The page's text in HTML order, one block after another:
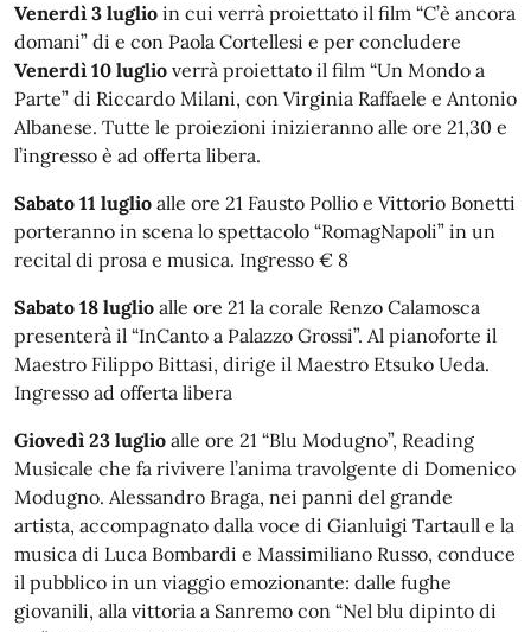
Venerdì 3 luglio in cui verrà proiettato il film “C’è ancora
domani” di e con Paola Cortellesi e per concludere
Venerdì 10 luglio verrà proiettato il film “Un Mondo a
Parte” di Riccardo Milani, con Virginia Raffaele e Antonio
Albanese. Tutte le proiezioni inizieranno alle ore 21,30 e
l’ingresso è ad offerta libera.
Sabato 11 luglio alle ore 21 Fausto Pollio e Vittorio Bonetti
porteranno in scena lo spettacolo “RomagNapoli” in un
recital di prosa e musica. Ingresso € 8
Sabato 18 luglio alle ore 21 la corale Renzo Calamosca
presenterà il “InCanto a Palazzo Grossi”. Al pianoforte il
Maestro Filippo Bittasi, dirige il Maestro Etsuko Ueda.
Ingresso ad offerta libera
Giovedì 23 luglio alle ore 21 “Blu Modugno”, Reading
Musicale che fa rivivere l’anima travolgente di Domenico
Modugno. Alessandro Braga, nei panni del grande
artista, accompagnato dalla voce di Gianluigi Tartaull e la
musica di Luca Bombardi e Massimiliano Russo, conduce
il pubblico in un viaggio emozionante: dalle fughe
giovanili, alla vittoria a Sanremo con “Nel blu dipinto di